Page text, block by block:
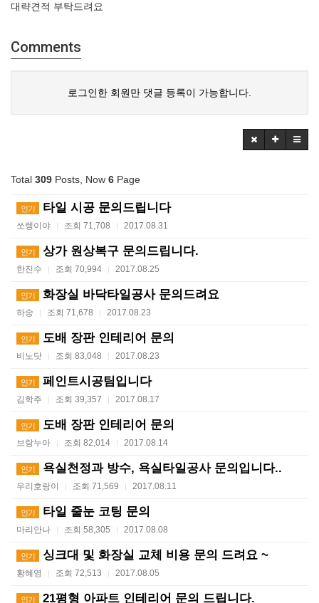
대략견적 부탁드려요
Comments
로그인한 회원만 댓글 등록이 가능합니다.
Total 309 Posts, Now 6 Page
인기 타일 시공 문의드립니다
쏘렝이야 | 조회 71,708 | 2017.08.31
인기 상가 원상복구 문의드립니다.
한진수 | 조회 70,994 | 2017.08.25
인기 화장실 바닥타일공사 문의드려요
하송 | 조회 71,678 | 2017.08.23
인기 도배 장판 인테리어 문의
비노닷 | 조회 83,048 | 2017.08.23
인기 페인트시공팀입니다
김학주 | 조회 39,357 | 2017.08.17
인기 도배 장판 인테리어 문의
브랑누아 | 조회 82,014 | 2017.08.14
인기 욕실천정과 방수, 욕실타일공사 문의입니다..
우리호랑이 | 조회 71,569 | 2017.08.11
인기 타일 줄눈 코팅 문의
마리안나 | 조회 58,305 | 2017.08.08
인기 싱크대 및 화장실 교체 비용 문의 드려요 ~
황혜영 | 조회 72,513 | 2017.08.05
인기 21평형 아파트 인테리어 문의 드립니다.